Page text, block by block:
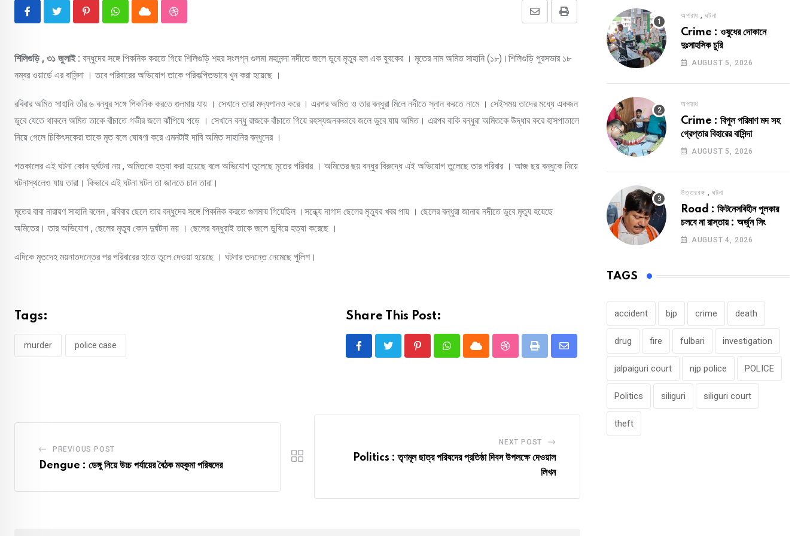
PinterestWhatsappCloud StumbleUpon Print
Share
শিলিগুড়ি , ৩১ জুলাই : বন্ধুদের সঙ্গে পিকনিক করতে গিয়ে শিলিগুড়ি শহর সংলগ্ন গুলমা মহানন্দা নদীতে জলে ডুবে মৃত্যু হল এক যুবকের । মৃতের নাম অমিত সাহানি (১৮)।শিলিগুড়ি পুরসভার ১৮
নম্বর ওয়ার্ডে এর বাসিন্দা । তবে পরিবারের অভিযোগ তাকে পরিকল্পিতভাবে খুন করা হয়েছে ।
রবিবার অমিত সাহানি তাঁর ৬ বন্ধুর সঙ্গে পিকনিক করতে গুলমায় যায় । সেখানে তারা মদ্যপানও করে । এরপর অমিত ও তার বন্ধুরা মিলে নদীতে স্নান করতে নামে । সেইসময় তাদের মধ্যে একজন
ডুবে যেতে থাকলে অমিত তাকে বাঁচাতে গভীর জলে ঝাঁপিয়ে পড়ে । সেখানে বন্ধু রাজকে বাঁচাতে গিয়ে রহস্যজনকভাবে জলে ডুবে যায় অমিত। এরপর বাকি বন্ধুরা অমিতকে উদ্ধার করে হাসপাতালে
নিয়ে গেলে চিকিৎসকেরা তাকে মৃত বলে ঘোষণা করে এমনটাই দাবি অমিত সাহানির বন্ধুদের ।
গতকালের এই ঘটনা কোন দুর্ঘটনা নয় , অমিতকে হত্যা করা হয়েছে বলে অভিযোগ তুলেছে মৃতের পরিবার । অমিতের ছয় বন্ধুর বিরুদ্ধে এই অভিযোগ তুলেছে তার পরিবার । আজ ছয় বন্ধুকে নিয়ে
ঘটনাস্থলেও যায় তারা। কিভাবে এই ঘটনা ঘটল তা জানতে চান তারা।
মৃতের বাবা নারায়ণ সাহানি বলেন , রবিবার ছেলে তার বন্ধুদের সঙ্গে পিকনিক করতে গুলমায় গিয়েছিল ।সন্ধ্যে নাগাদ ছেলের মৃত্যুর খবর পায় । ছেলের বন্ধুরা জানায় নদীতে ডুবে মৃত্যু হয়েছে
অমিতের। তার অভিযোগ , ছেলের মৃত্যু কোন দুর্ঘটনা নয় । ছেলের বন্ধুরাই তাকে জলে ডুবিয়ে হত্যা করেছে ।
এদিকে মৃতদেহ ময়নাতদন্তের পর পরিবারের হাতে তুলে দেওয়া হয়েছে । ঘটনার তদন্তে নেমেছে পুলিশ।
Tags:
murder police case
Share This Post:
PinterestWhatsappCloud StumbleUpon
Print
Share
PREVIOUS POST
Dengue : ডেঙ্গু নিয়ে উচ্চ পর্যায়ের বৈঠক মহকুমা পরিষদের
NEXT POST
Politics : তৃণমূল ছাত্র পরিষদের প্রতিষ্ঠা দিবস উপলক্ষে দেওয়াল
লিখন
অপরাধ ,ঘটনা
Crime : ওষুধের দোকানে
দুঃসাহসিক চুরি
AUGUST 5, 2026
অপরাধ
Crime : বিপুল পরিমাণ মদ সহ
গ্রেপ্তার বিহারের বাসিন্দা
AUGUST 5, 2026
উত্তরবঙ্গ , ঘটনা
Road : ফিটনেসবিহীন পুলকার
চলবে না রাস্তায় : অর্জুন সিং
AUGUST 4, 2026
TAGS
accident bjp crime death
drug fire fulbari investigation
jalpaiguri court njp police POLICE
Politics siliguri siliguri court
theft